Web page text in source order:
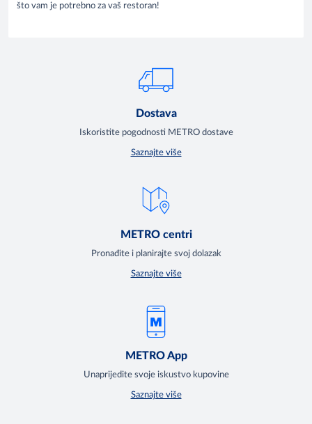
što vam je potrebno za vaš restoran!
Dostava
Iskoristite pogodnosti METRO dostave
Saznajte više
METRO centri
Pronađite i planirajte svoj dolazak
Saznajte više
METRO App
Unaprijedite svoje iskustvo kupovine
Saznajte više